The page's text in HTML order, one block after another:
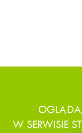
W SERWISIE